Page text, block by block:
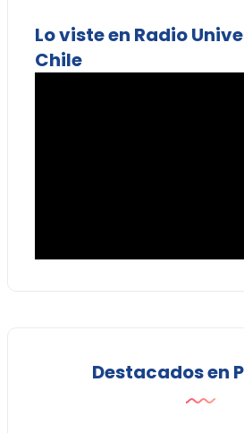
Lo viste en Radio
Chile
Destacados en